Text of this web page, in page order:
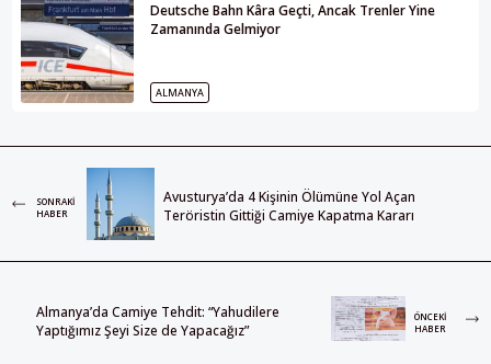
Deutsche Bahn Kâra Geçti, Ancak Trenler Yine
Zamanında Gelmiyor
ALMANYA
SONRAKI
HABER
Avusturya’da 4 Kişinin Ölümüne Yol Açan
Teröristin Gittiği Camiye Kapatma Kararı
Almanya’da Camiye Tehdit: “Yahudilere
Yaptığımız Şeyi Size de Yapacağız”
ÖNCEKI
HABER